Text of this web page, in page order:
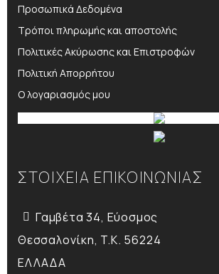
Προσωπικά Δεδομένα
Τρόποι πληρωμής και αποστολής
Πολιτικές Ακύρωσης και Επιστροφών
Πολιτική Απορρήτου
Ο λογαριασμός μου
ΣΤΟΙΧΕΙΑ ΕΠΙΚΟΙΝΩΝΙΑΣ
Γαμβέτα 34, Εύοσμος
Θεσσαλονίκη, T.K. 56224
ΕΛΛΑΔΑ